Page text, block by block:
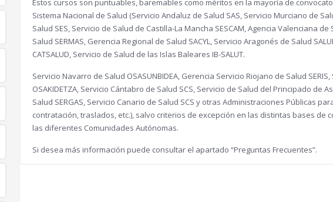
i
n
r
a
4
a
l
1
0
Estos cursos son puntuables, baremables como méritos en la mayoría de
Sistema Nacional de Salud (Servicio Andaluz de Salud SAS, Servicio Murciano de
Salud SES, Servicio de Salud de Castilla-La Mancha SESCAM, Agencia Valenciana
Salud SERMAS, Gerencia Regional de Salud SACYL, Servicio Aragonés de Salud
CATSALUD, Servicio de Salud de las Islas Baleares IB-SALUT.
Servicio Navarro de Salud OSASUNBIDEA, Gerencia Servicio Riojano de Salud
OSAKIDETZA, Servicio Cántabro de Salud SCS, Servicio de Salud del Principado de
Salud SERGAS, Servicio Canario de Salud SCS y otras Administraciones Públicas
contratación, traslados, etc.), salvo criterios de excepción en las distintas bases de
las diferentes Comunidades Autónomas.
Si desea más información puede consultar el apartado “Preguntas Frecuentes”.